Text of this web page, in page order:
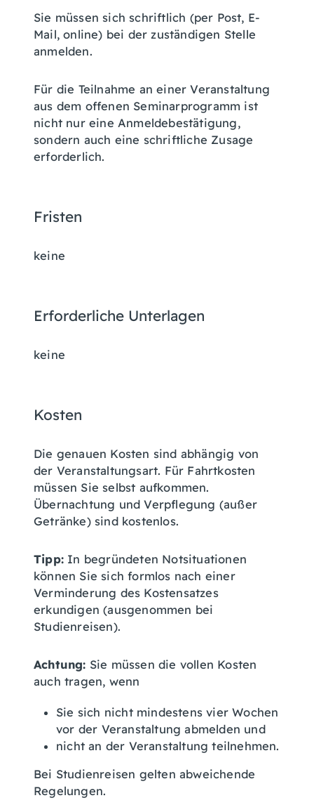
Sie müssen sich schriftlich (per Post, E-
Mail, online) bei der zuständigen Stelle
anmelden.
Für die Teilnahme an einer Veranstaltung
aus dem offenen Seminarprogramm ist
nicht nur eine Anmeldebestätigung,
sondern auch eine schriftliche Zusage
erforderlich.
Fristen
keine
Erforderliche Unterlagen
keine
Kosten
Die genauen Kosten sind abhängig von
der Veranstaltungsart. Für Fahrtkosten
müssen Sie selbst aufkommen.
Übernachtung und Verpflegung (außer
Getränke) sind kostenlos.
Tipp: In begründeten Notsituationen
können Sie sich formlos nach einer
Verminderung des Kostensatzes
erkundigen (ausgenommen bei
Studienreisen).
Achtung: Sie müssen die vollen Kosten
auch tragen, wenn
Sie sich nicht mindestens vier Wochen
vor der Veranstaltung abmelden und
nicht an der Veranstaltung teilnehmen.
Bei Studienreisen gelten abweichende
Regelungen.